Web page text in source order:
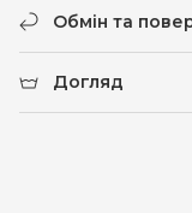
Обмін та
Догляд